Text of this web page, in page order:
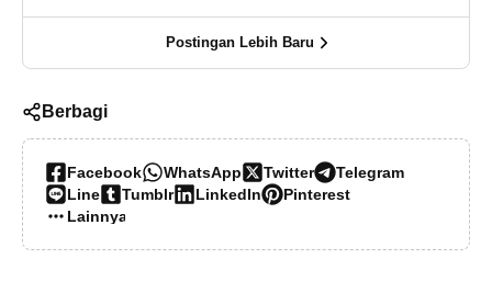
Postingan Lebih Baru
Berbagi
Facebook WhatsApp Twitter
Telegram
Line
Tumblr LinkedIn
Pinterest
Lainnya…